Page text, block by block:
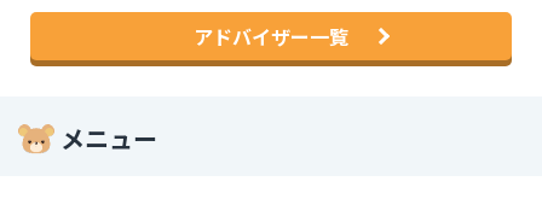
アドバイザー一覧
メニュー